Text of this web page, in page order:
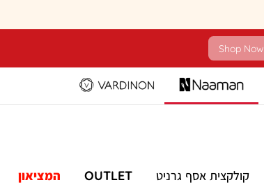
Shop Now
קולקצית אסף גרניט OUTLET המציאון